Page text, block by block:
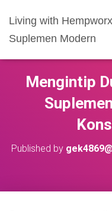
Living with
Suplemen Modern
Mengintip
Published by